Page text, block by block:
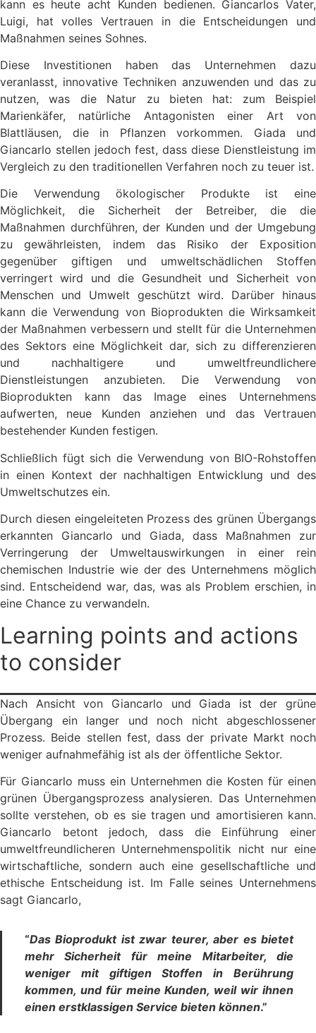
kann es heute acht Kunden bedienen. Giancarlos Vater,
Luigi, hat volles Vertrauen in die Entscheidungen und
Maßnahmen seines Sohnes.
Diese Investitionen haben das Unternehmen dazu
veranlasst, innovative Techniken anzuwenden und das zu
nutzen, was die Natur zu bieten hat: zum Beispiel
Marienkäfer, natürliche Antagonisten einer Art von
Blattläusen, die in Pflanzen vorkommen. Giada und
Giancarlo stellen jedoch fest, dass diese Dienstleistung im
Vergleich zu den traditionellen Verfahren noch zu teuer ist.
Die Verwendung ökologischer Produkte ist eine
Möglichkeit, die Sicherheit der Betreiber, die die
Maßnahmen durchführen, der Kunden und der Umgebung
zu gewährleisten, indem das Risiko der Exposition
gegenüber giftigen und umweltschädlichen Stoffen
verringert wird und die Gesundheit und Sicherheit von
Menschen und Umwelt geschützt wird. Darüber hinaus
kann die Verwendung von Bioprodukten die Wirksamkeit
der Maßnahmen verbessern und stellt für die Unternehmen
des Sektors eine Möglichkeit dar, sich zu differenzieren
und nachhaltigere und umweltfreundlichere
Dienstleistungen anzubieten. Die Verwendung von
Bioprodukten kann das Image eines Unternehmens
aufwerten, neue Kunden anziehen und das Vertrauen
bestehender Kunden festigen.
Schließlich fügt sich die Verwendung von BIO-Rohstoffen
in einen Kontext der nachhaltigen Entwicklung und des
Umweltschutzes ein.
Durch diesen eingeleiteten Prozess des grünen Übergangs
erkannten Giancarlo und Giada, dass Maßnahmen zur
Verringerung der Umweltauswirkungen in einer rein
chemischen Industrie wie der des Unternehmens möglich
sind. Entscheidend war, das, was als Problem erschien, in
eine Chance zu verwandeln.
Learning points and actions
to consider
Nach Ansicht von Giancarlo und Giada ist der grüne
Übergang ein langer und noch nicht abgeschlossener
Prozess. Beide stellen fest, dass der private Markt noch
weniger aufnahmefähig ist als der öffentliche Sektor.
Für Giancarlo muss ein Unternehmen die Kosten für einen
grünen Übergangsprozess analysieren. Das Unternehmen
sollte verstehen, ob es sie tragen und amortisieren kann.
Giancarlo betont jedoch, dass die Einführung einer
umweltfreundlicheren Unternehmenspolitik nicht nur eine
wirtschaftliche, sondern auch eine gesellschaftliche und
ethische Entscheidung ist. Im Falle seines Unternehmens
sagt Giancarlo,
“Das Bioprodukt ist zwar teurer, aber es bietet
mehr Sicherheit für meine Mitarbeiter, die
weniger mit giftigen Stoffen in Berührung
kommen, und für meine Kunden, weil wir ihnen
einen erstklassigen Service bieten können.”